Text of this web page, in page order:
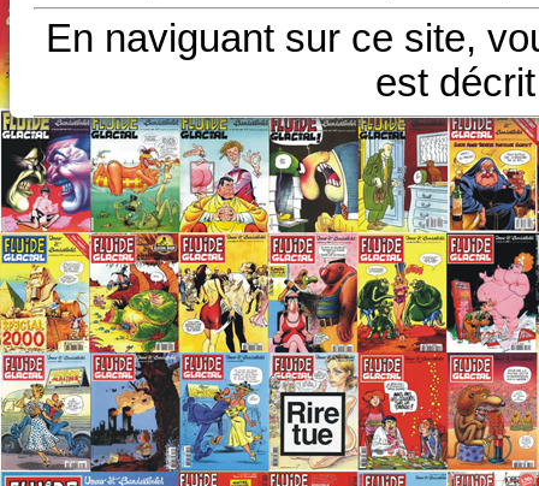
En naviguant sur ce site,
est